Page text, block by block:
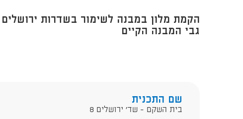
גבי המבנה הקיים
שם התכנית
בית השקם - שד' ירושלים 8